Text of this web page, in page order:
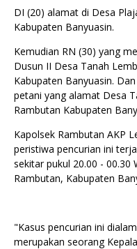
DI (20) alamat di Desa
Kabupaten Banyuasin.
Kemudian RN (30) yang
Dusun II Desa Tanah
Kabupaten Banyuasin.
petani yang alamat Desa
Rambutan Kabupaten
Kapolsek Rambutan AKP
peristiwa pencurian ini
sekitar pukul 20.00 - 00.30
Rambutan, Kabupaten
"Kasus pencurian ini
merupakan seorang